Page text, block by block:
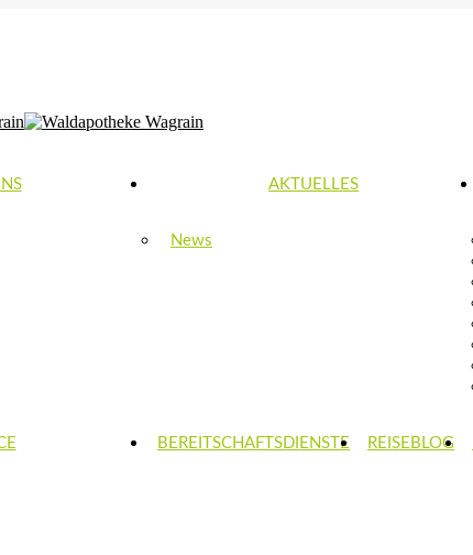
AKTUELLES
News
BEREITSCHAFTSDIENSTE REISEBLOG